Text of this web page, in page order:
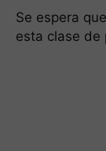
Se espera
esta clase de